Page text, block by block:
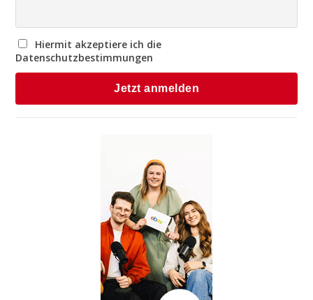
Hiermit akzeptiere ich die
Datenschutzbestimmungen